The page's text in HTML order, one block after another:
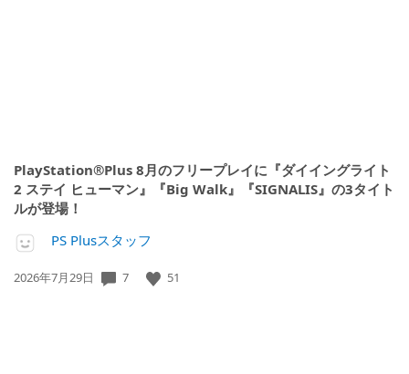
PlayStation®Plus 8月のフリープレイに『ダイイングライト
2 ステイ ヒューマン』『Big Walk』『SIGNALIS』の3タイト
ルが登場！
PS Plusスタッフ
公
2026年7月29日 7 51